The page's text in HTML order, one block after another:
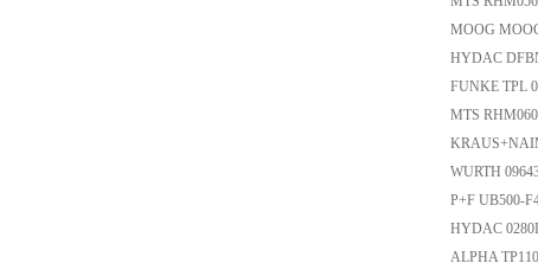
MOOG
HYDAC
FUNKE TPL
MTS
WURTH
P+F UB500-
HYDAC
ALPHA